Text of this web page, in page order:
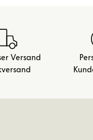
Versand